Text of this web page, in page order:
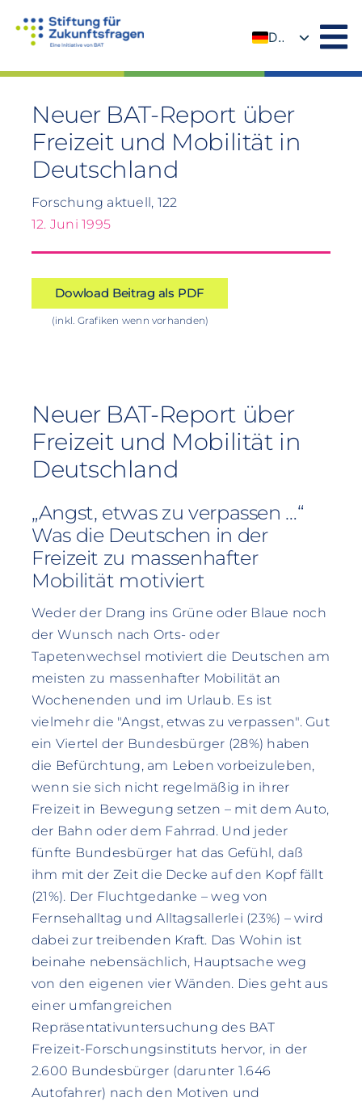
Inhalt
DE
Neuer BAT-Report über
Freizeit und Mobilität in
Deutschland
Forschung aktuell, 122
12. Juni 1995
Dowload Beitrag als PDF
(inkl. Grafiken wenn vorhanden)
Neuer BAT-Report über
Freizeit und Mobilität in
Deutschland
„Angst, etwas zu verpassen …“
Was die Deutschen in der
Freizeit zu massenhafter
Mobilität motiviert
Weder der Drang ins Grüne oder Blaue noch
der Wunsch nach Orts- oder
Tapetenwechsel motiviert die Deutschen am
meisten zu massenhafter Mobilität an
Wochenenden und im Urlaub. Es ist
vielmehr die "Angst, etwas zu verpassen". Gut
ein Viertel der Bundesbürger (28%) haben
die Befürchtung, am Leben vorbeizuleben,
wenn sie sich nicht regelmäßig in ihrer
Freizeit in Bewegung setzen – mit dem Auto,
der Bahn oder dem Fahrrad. Und jeder
fünfte Bundesbürger hat das Gefühl, daß
ihm mit der Zeit die Decke auf den Kopf fällt
(21%). Der Fluchtgedanke – weg von
Fernsehalltag und Alltagsallerlei (23%) – wird
dabei zur treibenden Kraft. Das Wohin ist
beinahe nebensächlich, Hauptsache weg
von den eigenen vier Wänden. Dies geht aus
einer umfangreichen
Repräsentativuntersuchung des BAT
Freizeit-Forschungsinstituts hervor, in der
2.600 Bundesbürger (darunter 1.646
Autofahrer) nach den Motiven und